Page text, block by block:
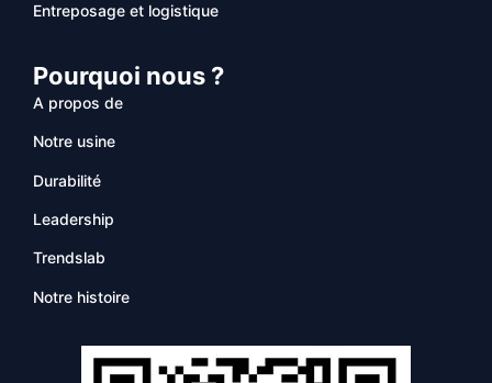
Entreposage et logistique
Pourquoi nous ?
A propos de
Notre usine
Durabilité
Leadership
Trendslab
Notre histoire